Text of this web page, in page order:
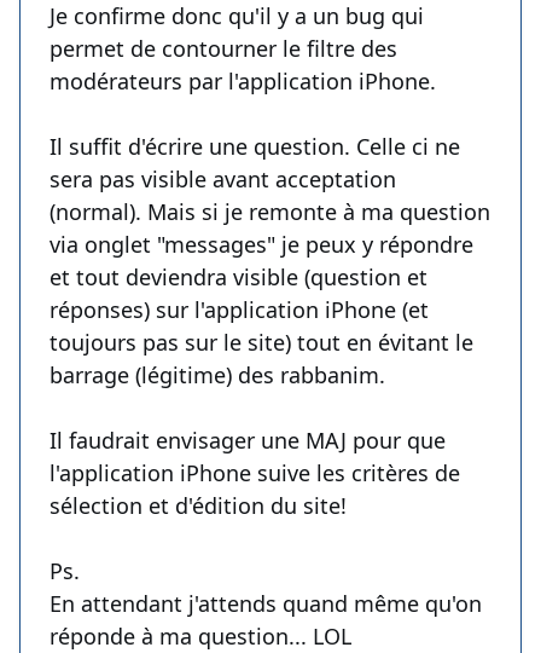
Je confirme donc qu'il y a un bug qui
permet de contourner le filtre des
modérateurs par l'application iPhone.
Il suffit d'écrire une question. Celle ci ne
sera pas visible avant acceptation
(normal). Mais si je remonte à ma question
via onglet "messages" je peux y répondre
et tout deviendra visible (question et
réponses) sur l'application iPhone (et
toujours pas sur le site) tout en évitant le
barrage (légitime) des rabbanim.
Il faudrait envisager une MAJ pour que
l'application iPhone suive les critères de
sélection et d'édition du site!
Ps.
En attendant j'attends quand même qu'on
réponde à ma question... LOL